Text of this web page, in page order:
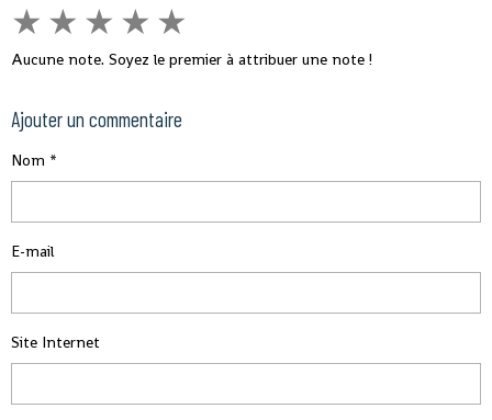
★ ★ ★ ★ ★
Aucune note. Soyez le premier à attribuer une note !
Ajouter un commentaire
Nom
E-mail
Site Internet